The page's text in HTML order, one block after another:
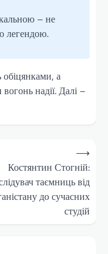
– не
легендою.
обіцянками, а
надії. Далі –
Костянтин Стогній:
таємниць від
до сучасних
студій
⟶